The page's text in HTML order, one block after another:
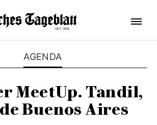
AGENDA
MeetUp. Tandil,
Buenos Aires